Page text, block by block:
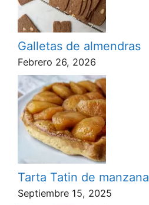
Galletas de almendras
Febrero 26, 2026
Tarta Tatin de manzana
Septiembre 15, 2025